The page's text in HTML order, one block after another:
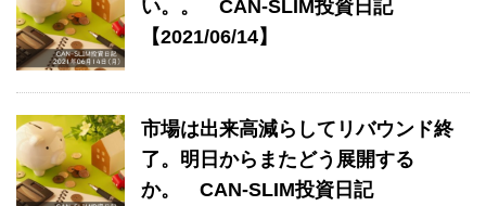
い。。 CAN-SLIM投資日記
【2021/06/14】
市場は出来高減らしてリバウンド終
了。明日からまたどう展開する
か。 CAN-SLIM投資日記